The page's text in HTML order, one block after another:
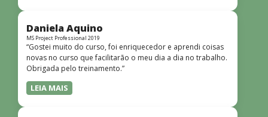
dinâmicas e envolventes. Recomendo o curso para todos
que desejam iniciar ou aprofundar seus conhecimentos em
redes!”
Daniela Aquino
MS Project Professional 2019
“Gostei muito do curso, foi enriquecedor e aprendi coisas
novas no curso que facilitarão o meu dia a dia no trabalho.
Obrigada pelo treinamento.”
LEIA MAIS